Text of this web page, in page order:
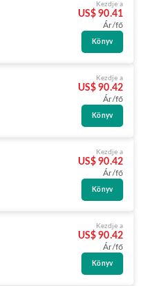
Kezdje a
US$ 90.41
Ár/fő
Könyv
Kezdje a
US$ 90.42
Ár/fő
Könyv
Kezdje a
US$ 90.42
Ár/fő
Könyv
Kezdje a
US$ 90.42
Ár/fő
Könyv